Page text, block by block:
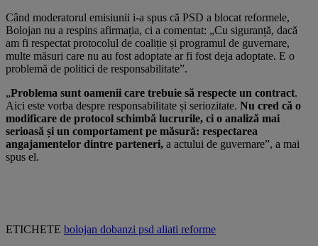
Când moderatorul emisiunii i-a spus că PSD a blocat reformele,
Bolojan nu a respins afirmația, ci a comentat: „Cu siguranță, dacă
am fi respectat protocolul de coaliție și programul de guvernare,
multe măsuri care nu au fost adoptate ar fi fost deja adoptate. E o
problemă de politici de responsabilitate”.
„Problema sunt oamenii care trebuie să respecte un contract.
Aici este vorba despre responsabilitate și seriozitate. Nu cred că o
modificare de protocol schimbă lucrurile, ci o analiză mai
serioasă și un comportament pe măsură: respectarea
angajamentelor dintre parteneri, a actului de guvernare”, a mai
spus el.
ETICHETE bolojan dobanzi psd aliati reforme